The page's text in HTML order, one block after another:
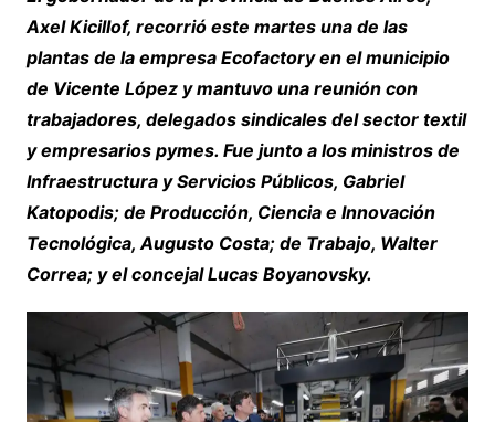
Axel Kicillof, recorrió este martes una de las
plantas de la empresa Ecofactory en el municipio
de Vicente López y mantuvo una reunión con
trabajadores, delegados sindicales del sector textil
y empresarios pymes. Fue junto a los ministros de
Infraestructura y Servicios Públicos, Gabriel
Katopodis; de Producción, Ciencia e Innovación
Tecnológica, Augusto Costa; de Trabajo, Walter
Correa; y el concejal Lucas Boyanovsky.